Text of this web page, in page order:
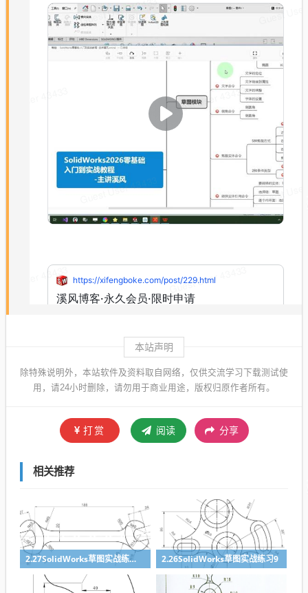
本站声明
除特殊说明外，本站软件及资料取自网络，仅供交流学习下载测试使
用，请24小时删除，请勿用于商业用途，版权归原作者所有。
打赏 阅读 分享
相关推荐
2.27SolidWorks草图实战练习10 2.26SolidWorks草图实战练习9